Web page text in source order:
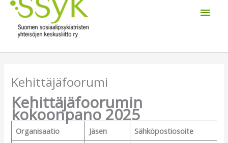
Kehittäjäfoorumi
Kehittäjäfoorumin
kokoonpano 2025
Organisaatio Jäsen
Sähköpostiosoite